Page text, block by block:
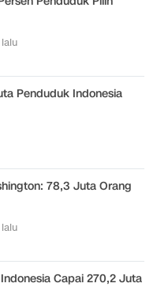
lalu
Penduduk Indonesia
78,3 Juta Orang
lalu
Capai 270,2 Juta